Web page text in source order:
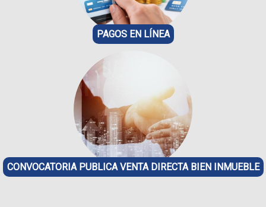
PAGOS EN LÍNEA
CONVOCATORIA PUBLICA VENTA DIRECTA BIEN INMUEBLE